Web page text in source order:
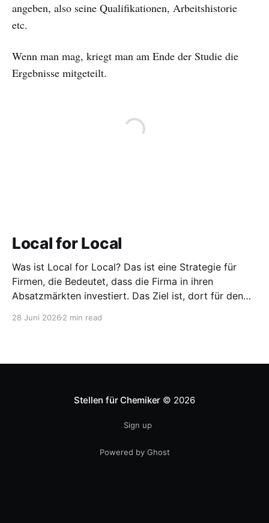
angeben, also seine Qualifikationen, Arbeitshistorie
etc.
Wenn man mag, kriegt man am Ende der Studie die
Ergebnisse mitgeteilt.
Local for Local
Was ist Local for Local? Das ist eine Strategie für
Firmen, die Bedeutet, dass die Firma in ihren
Absatzmärkten investiert. Das Ziel ist, dort für den
entwickeln. Diese Strategie ist von Toyota bekannt,
28 Juni 2026 2 min read
Stellen für Chemiker © 2026
Sign up
Powered by Ghost